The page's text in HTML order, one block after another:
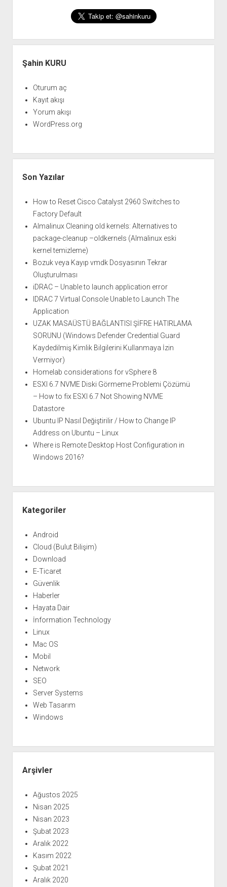
Şahin KURU
Oturum aç
Kayıt akışı
Yorum akışı
WordPress.org
Son Yazılar
How to Reset Cisco Catalyst 2960 Switches to
Factory Default
Almalinux Cleaning old kernels: Alternatives to
package-cleanup –oldkernels (Almalinux eski
kernel temizleme)
Bozuk veya Kayıp vmdk Dosyasının Tekrar
Oluşturulması
iDRAC – Unable to launch application error
IDRAC 7 Virtual Console Unable to Launch The
Application
UZAK MASAÜSTÜ BAĞLANTISI ŞİFRE HATIRLAMA
SORUNU (Windows Defender Credential Guard
Kaydedilmiş Kimlik Bilgilerini Kullanmaya İzin
Vermiyor)
Homelab considerations for vSphere 8
ESXI 6.7 NVME Diski Görmeme Problemi Çözümü
– How to fix ESXI 6.7 Not Showing NVME
Datastore
Ubuntu IP Nasıl Değiştirilir / How to Change IP
Address on Ubuntu – Linux
Where is Remote Desktop Host Configuration in
Windows 2016?
Kategoriler
Android
Cloud (Bulut Bilişim)
Download
E-Ticaret
Güvenlik
Haberler
Hayata Dair
İnformation Technology
Linux
Mac OS
Mobil
Network
SEO
Server Systems
Web Tasarım
Windows
Arşivler
Ağustos 2025
Nisan 2025
Nisan 2023
Şubat 2023
Aralık 2022
Kasım 2022
Şubat 2021
Aralık 2020